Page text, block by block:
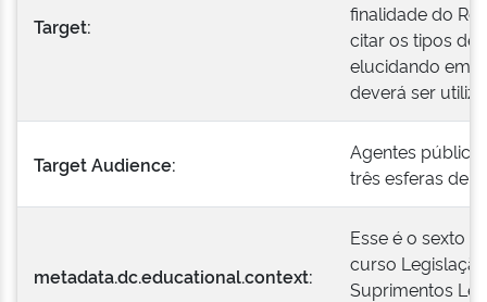
Target:
finalidade do
citar os tipos de
elucidando em
deverá ser
Target Audience:
Agentes
três esferas de
metadata.dc.educational.context:
Esse é o sexto
curso
Suprimentos